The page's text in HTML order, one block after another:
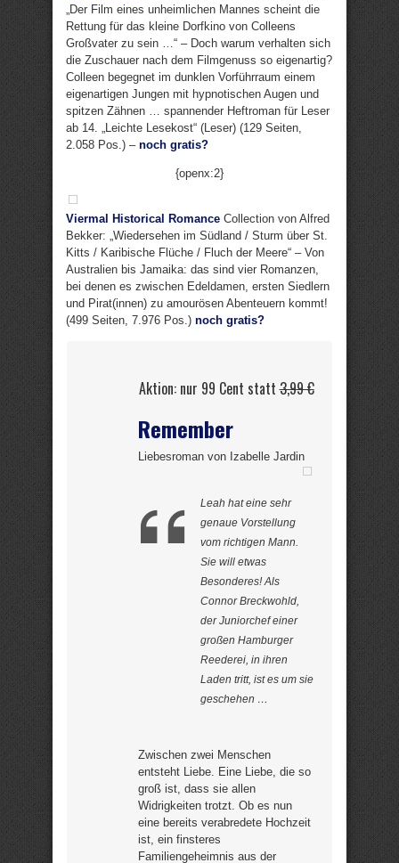
„Der Film eines unheimlichen Mannes scheint die
Rettung für das kleine Dorfkino von Colleens
Großvater zu sein …“ – Doch warum verhalten sich
die Zuschauer nach dem Filmgenuss so eigenartig?
Colleen begegnet im dunklen Vorführraum einem
eigenartigen Jungen mit hypnotischen Augen und
spitzen Zähnen … spannender Heftroman für Leser
ab 14. „Leichte Lesekost“ (Leser) (129 Seiten,
2.058 Pos.) – noch gratis?
{openx:2}
Viermal Historical Romance Collection von Alfred
Bekker: „Wiedersehen im Südland / Sturm über St.
Kitts / Karibische Flüche / Fluch der Meere“ – Von
Australien bis Jamaika: das sind vier Romanzen,
bei denen es zwischen Edeldamen, ersten Siedlern
und Pirat(innen) zu amourösen Abenteuern kommt!
(499 Seiten, 7.976 Pos.) noch gratis?
Aktion: nur 99 Cent statt3,99 €
Remember
Liebesroman von Izabelle Jardin
Leah hat eine sehr
genaue Vorstellung
vom richtigen Mann.
Sie will etwas
Besonderes! Als
Connor Breckwohld,
der Juniorchef einer
großen Hamburger
Reederei, in ihren
Laden tritt, ist es um sie
geschehen …
Zwischen zwei Menschen
entsteht Liebe. Eine Liebe, die so
groß ist, dass sie allen
Widrigkeiten trotzt. Ob es nun
eine bereits verabredete Hochzeit
ist, ein finsteres
Familiengeheimnis aus der